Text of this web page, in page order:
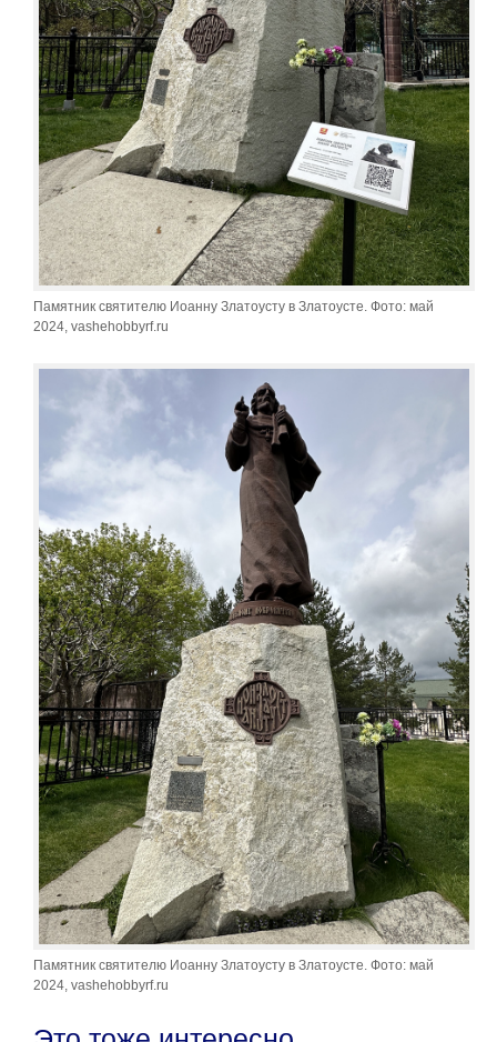
Памятник святителю Иоанну Златоусту в Златоусте. Фото: май
2024, vashehobbyrf.ru
Памятник святителю Иоанну Златоусту в Златоусте. Фото: май
2024, vashehobbyrf.ru